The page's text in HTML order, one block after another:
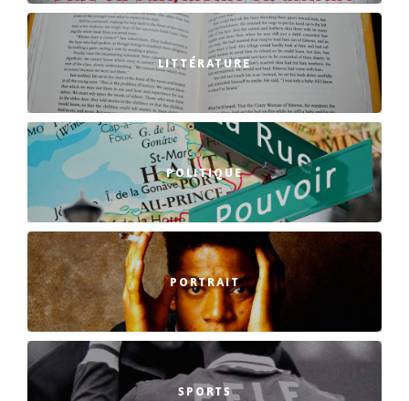
LITTÉRATURE
POLITIQUE
PORTRAIT
SPORTS